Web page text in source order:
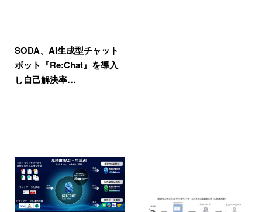
SODA、AI生成型チャット
ボット『Re:Chat』を導入
し自己解決率…